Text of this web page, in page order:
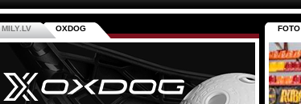
MILY.LV OXDOG FOTO